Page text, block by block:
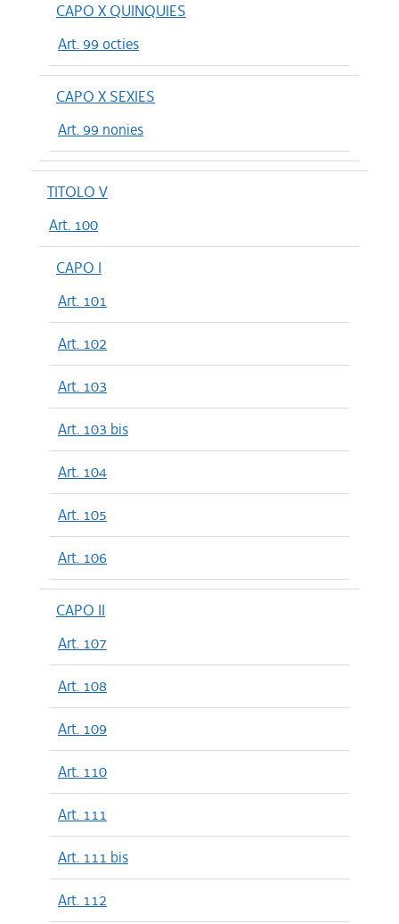
CAPO X QUINQUIES
Art. 99 octies
CAPO X SEXIES
Art. 99 nonies
TITOLO V
Art. 100
CAPO I
Art. 101
Art. 102
Art. 103
Art. 103 bis
Art. 104
Art. 105
Art. 106
CAPO II
Art. 107
Art. 108
Art. 109
Art. 110
Art. 111
Art. 111 bis
Art. 112